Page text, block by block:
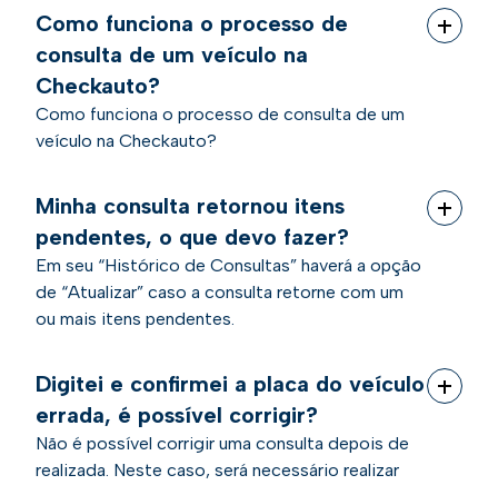
Como funciona o processo de
consulta de um veículo na
Checkauto?
Como funciona o processo de consulta de um
veículo na Checkauto?
Minha consulta retornou itens
pendentes, o que devo fazer?
Em seu “Histórico de Consultas” haverá a opção
de “Atualizar” caso a consulta retorne com um
ou mais itens pendentes.
Digitei e confirmei a placa do veículo
errada, é possível corrigir?
Não é possível corrigir uma consulta depois de
realizada. Neste caso, será necessário realizar